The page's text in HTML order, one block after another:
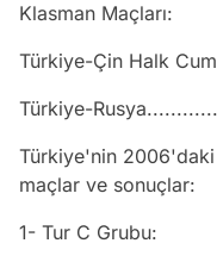
Klasman Maçları:
Türkiye-Çin Halk
Türkiye-
Türkiye'nin 2006'daki
maçlar ve sonuçlar:
1- Tur C Grubu: